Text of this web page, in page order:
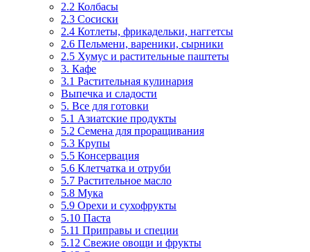
2.2 Колбасы
2.3 Сосиски
2.4 Котлеты, фрикадельки, наггетсы
2.6 Пельмени, вареники, сырники
2.5 Хумус и растительные паштеты
3. Кафе
3.1 Растительная кулинария
Выпечка и сладости
5. Все для готовки
5.1 Азиатские продукты
5.2 Семена для проращивания
5.3 Крупы
5.5 Консервация
5.6 Клетчатка и отруби
5.7 Растительное масло
5.8 Мука
5.9 Орехи и сухофрукты
5.10 Паста
5.11 Приправы и специи
5.12 Свежие овощи и фрукты